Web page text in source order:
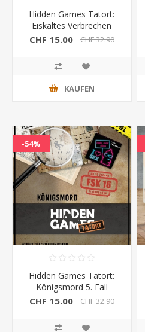
Hidden Games Tatort:
Eiskaltes Verbrechen
6.Fall
CHF 15.00 CHF 32.90
KAUFEN
-54%
Hidden Games Tatort:
Königsmord 5. Fall
CHF 15.00 CHF 32.90